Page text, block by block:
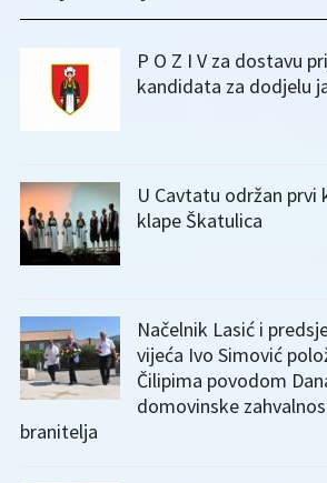
P O Z I V za dostavu
kandidata za dodjelu
U Cavtatu održan prvi
klape Škatulica
Načelnik Lasić i
vijeća Ivo Simović
Čilipima povodom
domovinske
branitelja